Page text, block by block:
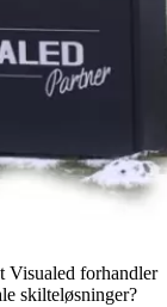
Visualed forhandler
skilteløsninger?​